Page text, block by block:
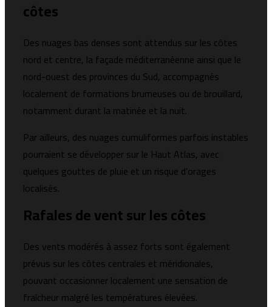
côtes
Des nuages bas denses sont attendus sur les côtes
nord et centre, la façade méditerranéenne ainsi que le
nord-ouest des provinces du Sud, accompagnés
localement de formations brumeuses ou de brouillard,
notamment durant la matinée et la nuit.
Par ailleurs, des nuages cumuliformes parfois instables
pourraient se développer sur le Haut Atlas, avec
quelques gouttes de pluie et un risque d’orages
localisés.
Rafales de vent sur les côtes
Des vents modérés à assez forts sont également
prévus sur les côtes centrales et méridionales,
pouvant occasionner localement une sensation de
fraîcheur malgré les températures élevées.